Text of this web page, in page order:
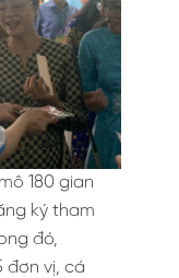
180 gian
ký tham
đó,
đơn vị, cá